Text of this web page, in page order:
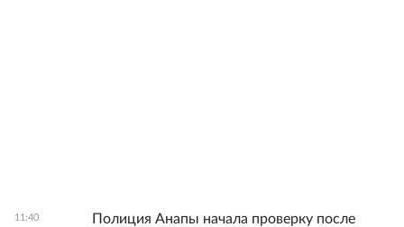
11:40
Полиция Анапы начала проверку после